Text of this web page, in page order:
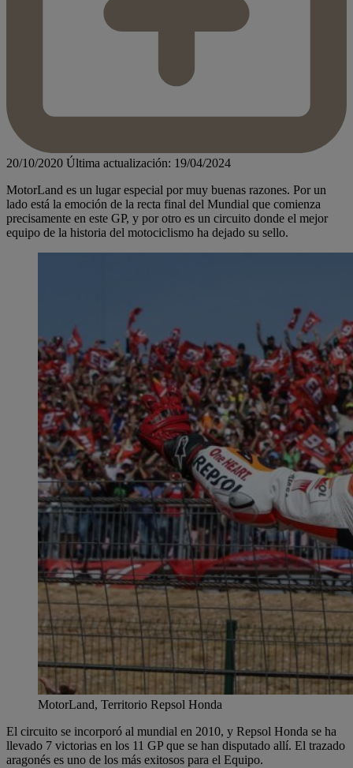
20/10/2020 Última actualización: 19/04/2024
MotorLand es un lugar especial por muy buenas razones. Por un
lado está la emoción de la recta final del Mundial que comienza
precisamente en este GP, y por otro es un circuito donde el mejor
equipo de la historia del motociclismo ha dejado su sello.
MotorLand, Territorio Repsol Honda
El circuito se incorporó al mundial en 2010, y Repsol Honda se ha
llevado 7 victorias en los 11 GP que se han disputado allí. El trazado
aragonés es uno de los más exitosos para el Equipo.